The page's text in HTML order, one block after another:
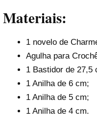
Materiais:
1 novelo de
Agulha para
1 Bastidor de 27,5
1 Anilha de 6 cm;
1 Anilha de 5 cm;
1 Anilha de 4 cm.